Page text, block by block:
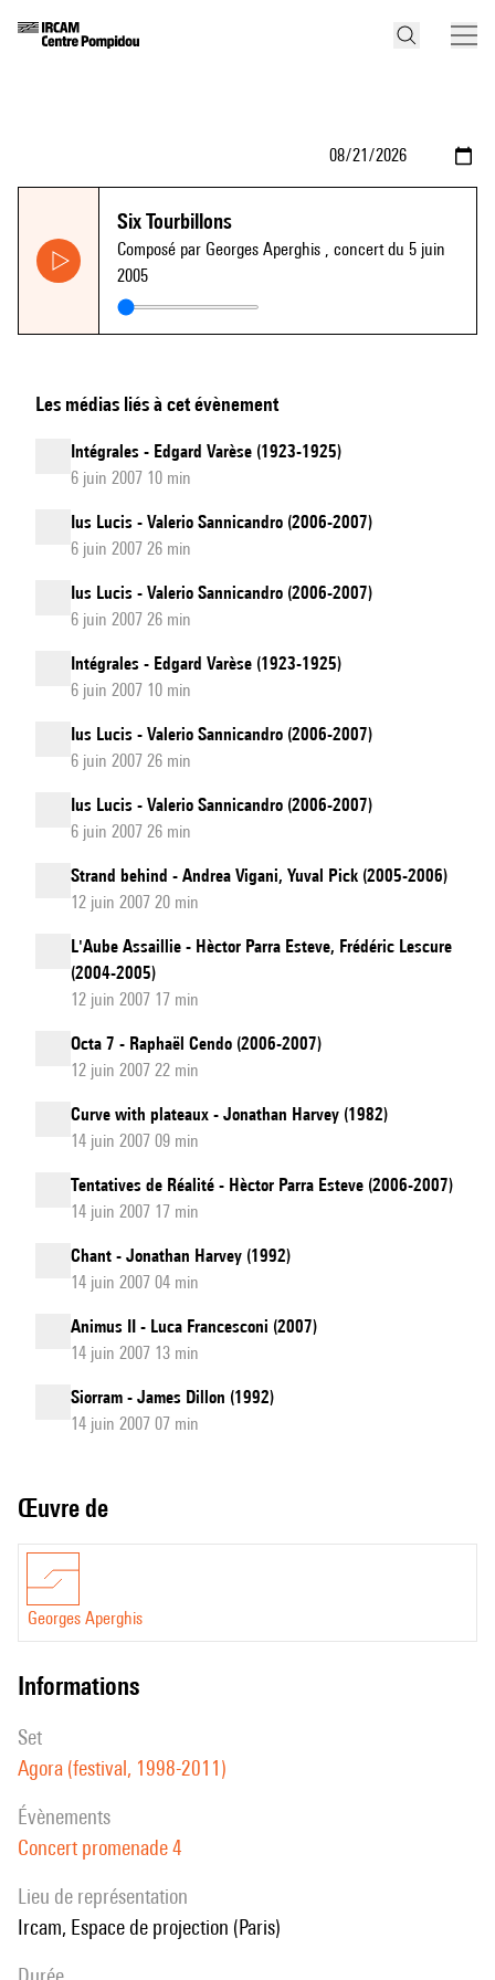
Six Tourbillons
Composé par Georges Aperghis , concert du 5 juin
2005
Les médias liés à cet évènement
Intégrales - Edgard Varèse (1923-1925)
6 juin 2007 10 min
Ius Lucis - Valerio Sannicandro (2006-2007)
6 juin 2007 26 min
Ius Lucis - Valerio Sannicandro (2006-2007)
6 juin 2007 26 min
Intégrales - Edgard Varèse (1923-1925)
6 juin 2007 10 min
Ius Lucis - Valerio Sannicandro (2006-2007)
6 juin 2007 26 min
Ius Lucis - Valerio Sannicandro (2006-2007)
6 juin 2007 26 min
Strand behind - Andrea Vigani, Yuval Pick (2005-2006)
12 juin 2007 20 min
L'Aube Assaillie - Hèctor Parra Esteve, Frédéric Lescure
(2004-2005)
12 juin 2007 17 min
Octa 7 - Raphaël Cendo (2006-2007)
12 juin 2007 22 min
Curve with plateaux - Jonathan Harvey (1982)
14 juin 2007 09 min
Tentatives de Réalité - Hèctor Parra Esteve (2006-2007)
14 juin 2007 17 min
Chant - Jonathan Harvey (1992)
14 juin 2007 04 min
Animus II - Luca Francesconi (2007)
14 juin 2007 13 min
Siorram - James Dillon (1992)
14 juin 2007 07 min
Œuvre de
Georges Aperghis
informations
set
Agora (festival, 1998-2011)
évènements
Concert promenade 4
Lieu de représentation
Ircam, Espace de projection (Paris)